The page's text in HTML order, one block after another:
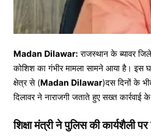
Madan Dilawar: राजस्थान के ब्यावर
कोशिश का गंभीर मामला सामने आया है। इस
क्षेत्र से (Madan Dilawar)दस दिनों के
दिलावर ने नाराजगी जताते हुए सख्त कार्रवाई के
शिक्षा मंत्री ने पुलिस की कार्यशैली